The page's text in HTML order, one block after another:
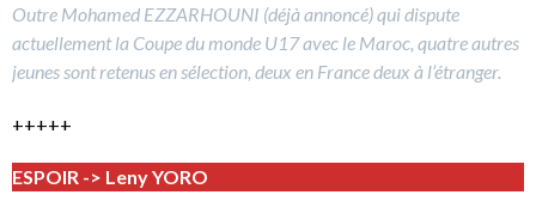
Outre Mohamed EZZARHOUNI (déjà annoncé) qui dispute
actuellement la Coupe du monde U17 avec le Maroc, quatre autres
jeunes sont retenus en sélection, deux en France deux à l’étranger.
+++++
ESPOIR -> Leny YORO